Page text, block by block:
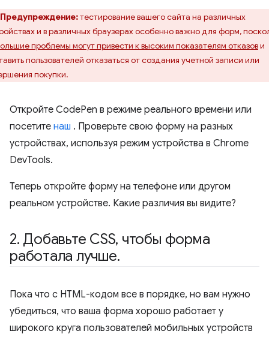
Предупреждение:тестирование вашего сайта на различных
и в различных браузерах особенно важно для форм,
проблемы могут привести к высоким показателям отказови
пользователей отказаться от создания учетной записи или
покупки.
Откройте CodePen в режиме реального времени или
посетите наш . Проверьте свою форму на разных
устройствах, используя режим устройства в Chrome
DevTools.
Теперь откройте форму на телефоне или другом
реальном устройстве. Какие различия вы видите?
2. Добавьте CSS, чтобы форма
работала лучше.
Пока что с HTML-кодом все в порядке, но вам нужно
убедиться, что ваша форма хорошо работает у
широкого круга пользователей мобильных устройств